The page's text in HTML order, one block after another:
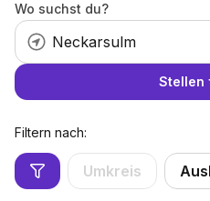
Wo suchst du?
Stellen
Filtern nach:
Umkreis